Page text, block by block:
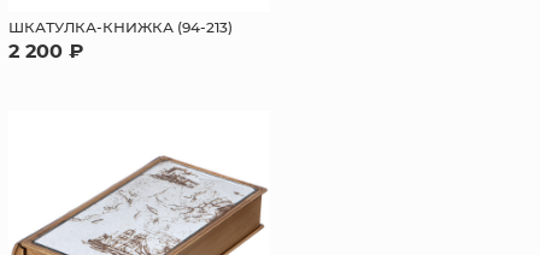
ШКАТУЛКА-КНИЖКА (94-213)
2 200 ₽